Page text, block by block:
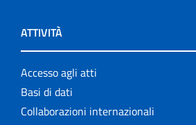
ATTIVITÀ
Accesso agli atti
Basi di dati
Collaborazioni internazionali